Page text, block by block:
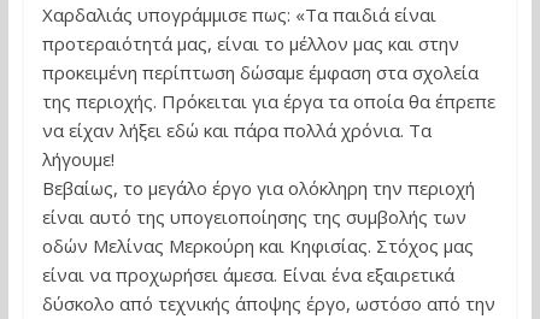
Χαρδαλιάς υπογράμμισε πως: «Τα παιδιά είναι
προτεραιότητά μας, είναι το μέλλον μας και στην
προκειμένη περίπτωση δώσαμε έμφαση στα σχολεία
της περιοχής. Πρόκειται για έργα τα οποία θα έπρεπε
να είχαν λήξει εδώ και πάρα πολλά χρόνια. Τα
λήγουμε!
Βεβαίως, το μεγάλο έργο για ολόκληρη την περιοχή
είναι αυτό της υπογειοποίησης της συμβολής των
οδών Μελίνας Μερκούρη και Κηφισίας. Στόχος μας
είναι να προχωρήσει άμεσα. Είναι ένα εξαιρετικά
δύσκολο από τεχνικής άποψης έργο, ωστόσο από την